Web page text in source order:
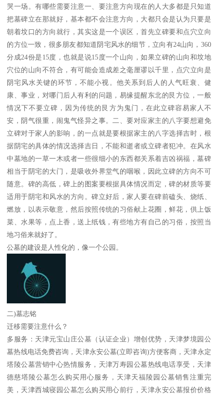
哭一场。有哪些需要注意一、要注意方向现在的人大多都是只知道
把墓碑立在那就好，基本都不会注意方向，大都只会是认为只要是
朝着坟口的方向就行，其实这是一个误区，首先立碑要和点穴立向
的方位一致，很多朋友都知道阴宅风水的细节，立向有24山向，360
分成24份是15度，也就是说15度一个山向，如果立碑的山向和坟地
穴位的山向不符合，有可能会造成差之毫厘谬以千里，点穴立向是
阴宅风水关键的环节，不能小视。他关系到后人的人气旺衰、健
康、事业，对哪门后人有利的问题，易缘提醒东北的艮方位，一般
情况下不要立碑，因为传统的艮方为鬼门，在此立碑容易家人不
安，阴气很重，闹鬼气怪异之事。二、要对应家主的八字要想避免
立碑对于家人的影响，的一点就是要根据家主的八字选择吉时，根
据阴宅的具体的情况选择吉日，不能和逝者或立碑者犯冲。在风水
中墓地的一草一木或者一些很细小的东西都关系着吉凶祸福，墓碑
相当于阴宅的大门，是吸收外界堂气的咽喉，因此立碑的方向不可
随意。碑的高低，碑上的图案要根据具体情况而定，碑的材质等要
适用于阴宅和风水的方向。碑立好后，家人要在碑前磕头、烧纸、
燃放，以表示敬意，然后按照传统的习俗献上花圈，鲜花，供上饭
菜、水果等，点上香，送上纸钱，有些地方有自己的习俗，按照当
地习俗来就好了。
公墓的建设是人性化的，像一个公园。
二)墓志铭
迁移需要注意什么？
多服务：天津元宝山庄公墓（认证企业）增创优势，天津梦境园公
墓热线电话免费咨询，天津永安公墓(立即咨询)方便客商，天津永定
塔陵公墓营销中心热情服务，天津万寿园公墓热线电话享受，天津
德慈塔陵公墓怎么购买用心服务，天津天福陵园公墓销售注重完
美，天津西城寝园公墓怎么购买用心前行，天津永安公墓报价价格